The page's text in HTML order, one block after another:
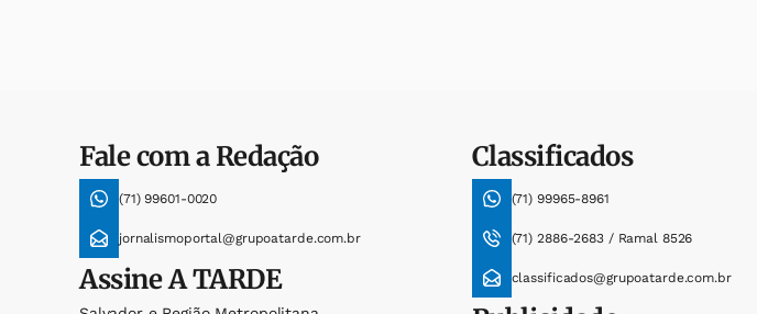
Fale com a Redação
(71) 99601-0020
jornalismoportal@grupoatarde.com.br
AssineA TARDE
Classificados
(71) 99965-8961
(71) 2886-2683 / Ramal 8526
classificados@grupoatarde.com.br